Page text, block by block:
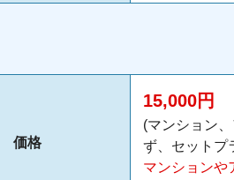
価格
15,000円
(マンション
ず、セットプ
マンションや